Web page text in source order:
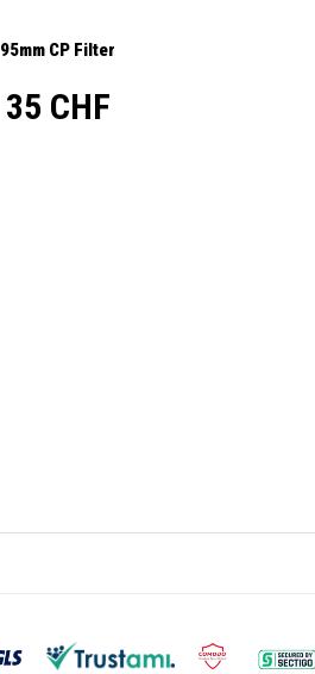
95mm CP Filter
35 CHF